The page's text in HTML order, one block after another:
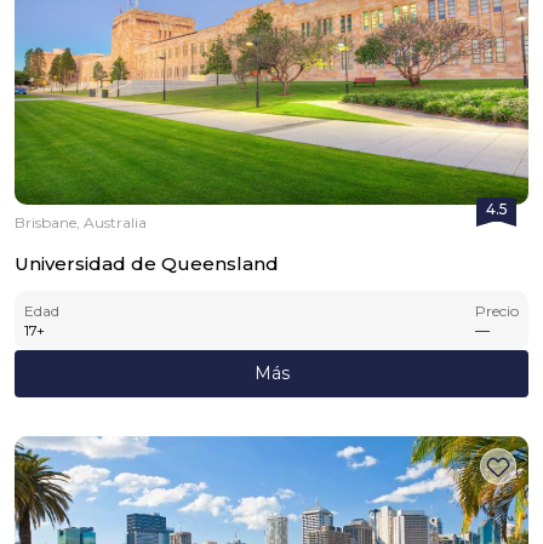
4.5
Brisbane, Australia
Universidad de Queensland
Edad
17+
Precio
—
Más